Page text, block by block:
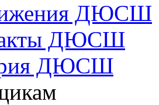
ДЮСШ
ДЮСШ
ДЮСШ